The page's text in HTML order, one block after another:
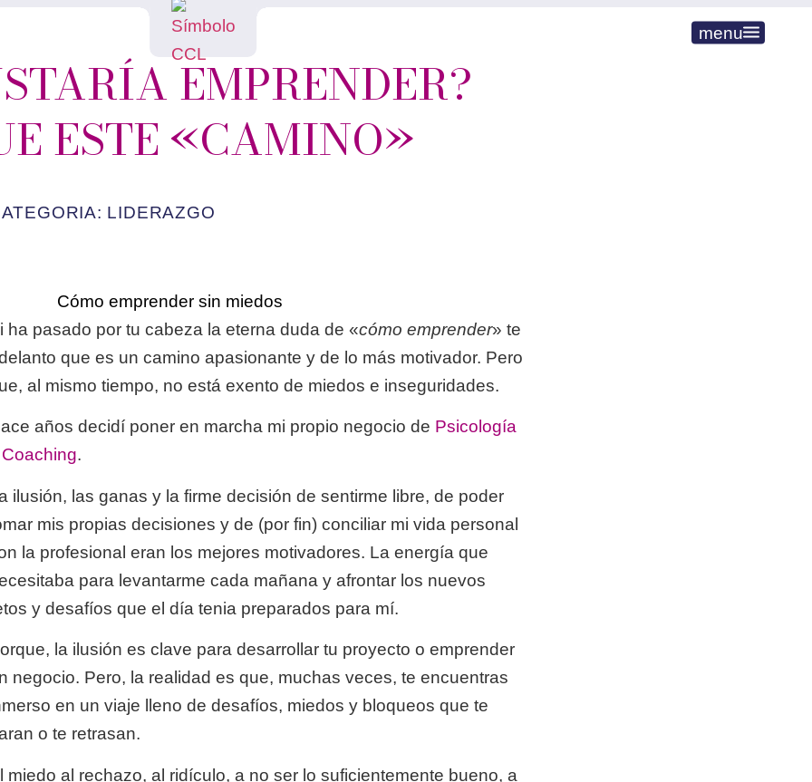
menu
EMPRENDER?
ESTE «CAMINO»
LIDERAZGO
ha pasado por tu cabeza la eterna duda de «cómo emprender» te
que es un camino apasionante y de lo más motivador. Pero
al mismo tiempo, no está exento de miedos e inseguridades.
años decidí poner en marcha mi propio negocio de Psicología
.
ilusión, las ganas y la firme decisión de sentirme libre, de poder
mis propias decisiones y de (por fin) conciliar mi vida personal
la profesional eran los mejores motivadores. La energía que
para levantarme cada mañana y afrontar los nuevos
y desafíos que el día tenia preparados para mí.
la ilusión es clave para desarrollar tu proyecto o emprender
negocio. Pero, la realidad es que, muchas veces, te encuentras
en un viaje lleno de desafíos, miedos y bloqueos que te
o te retrasan.
miedo al rechazo, al ridículo, a no ser lo suficientemente bueno, a